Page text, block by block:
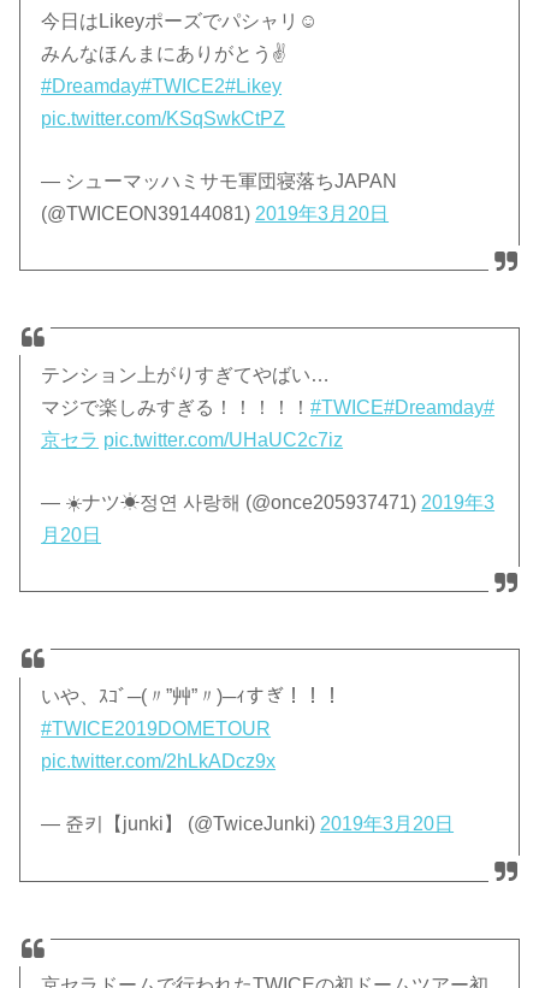
今日はLikeyポーズでパシャリ☺️
みんなほんまにありがとう✌️
#Dreamday#TWICE2#Likey
pic.twitter.com/KSqSwkCtPZ
— シューマッハミサモ軍団寝落ちJAPAN
(@TWICEON39144081) 2019年3月20日
テンション上がりすぎてやばい…
マジで楽しみすぎる！！！！！#TWICE#Dreamday#
京セラ pic.twitter.com/UHaUC2c7iz
— ☀️ナツ☀정연 사랑해 (@once205937471) 2019年3
月20日
いや、ｽｺﾞ─(〃”艸”〃)─ｨすぎ！！！
#TWICE2019DOMETOUR
pic.twitter.com/2hLkADcz9x
— 쥰키【junki】 (@TwiceJunki) 2019年3月20日